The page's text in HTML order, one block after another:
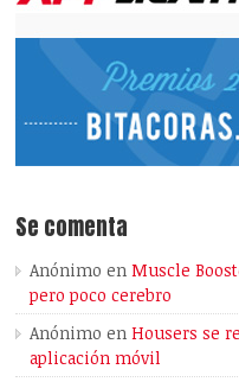
Se comenta
Anónimo enMuscle
pero poco cerebro
Anónimo enHousers se
aplicación móvil